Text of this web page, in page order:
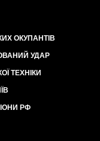
ОКУПАНТІВ
УДАР
ТЕХНІКИ
РФ